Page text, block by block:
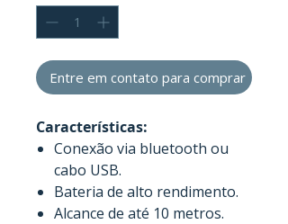
Entre em contato para comprar
Características:
Conexão via bluetooth ou
cabo USB.
Bateria de alto rendimento.
Alcance de até 10 metros.